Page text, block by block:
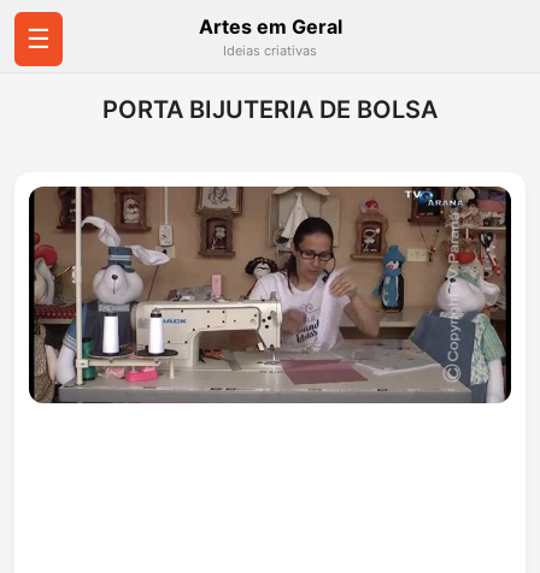
☰ Artes em Geral
Ideias criativas
PORTA BIJUTERIA DE BOLSA